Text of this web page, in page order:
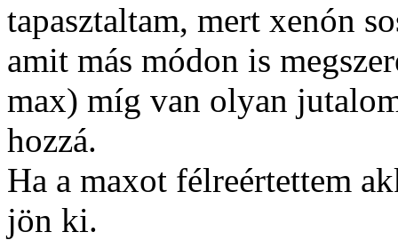
tapasztaltam, mert xenón
amit más módon is
max) míg van olyan
hozzá.
Ha a maxot félreértettem
jön ki.